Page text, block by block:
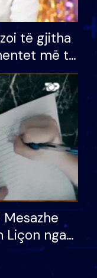
të gjitha
më të
Do më
kur…
Liçon nga
meritoj…